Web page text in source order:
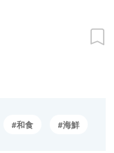
和食 海鮮